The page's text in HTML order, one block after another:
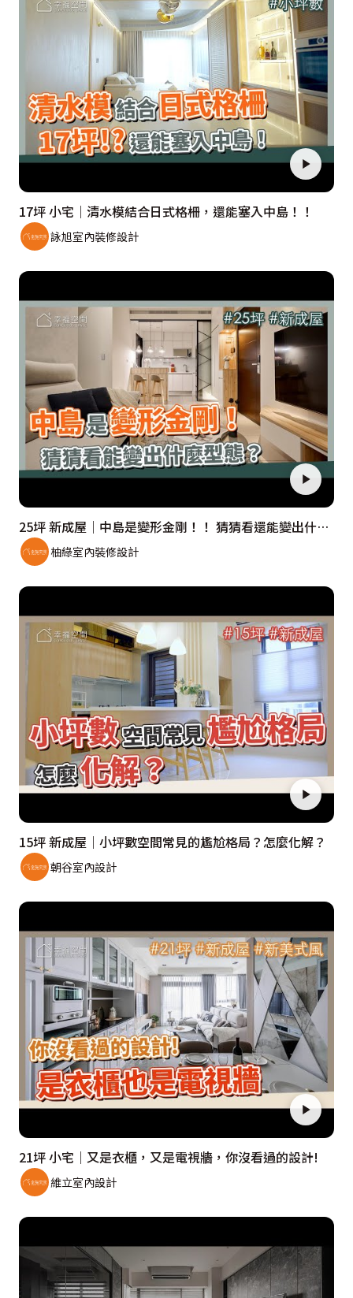
17坪 小宅｜清水模結合日式格柵，還能塞入中島！！
詠旭室內裝修設計
25坪 新成屋｜中島是變形金剛！！ 猜猜看還能變出什麼型態？
柚綠室內裝修設計
15坪 新成屋｜小坪數空間常見的尷尬格局？怎麼化解？
朝谷室內設計
21坪 小宅｜又是衣櫃，又是電視牆，你沒看過的設計!
維立室內設計